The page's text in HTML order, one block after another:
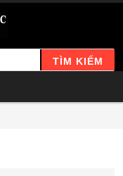
TÌM KIẾM